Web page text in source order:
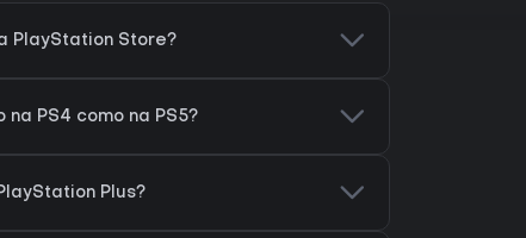
PlayStation Store?
na PS4 como na PS5?
Plus?